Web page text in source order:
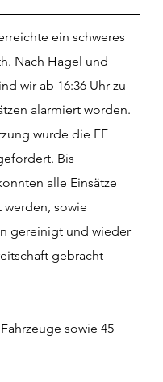
ein schweres
Nach Hagel und
wir ab 16:36 Uhr zu
alarmiert worden.
wurde die FF
Bis
alle Einsätze
sowie
gereinigt und wieder
gebracht
sowie 45